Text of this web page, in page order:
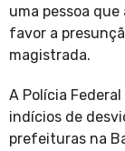
uma pessoa
favor a
magistrada.
A Polícia
indícios de
prefeituras na